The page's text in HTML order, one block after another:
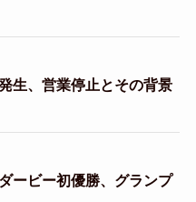
生、営業停止とその背景
ービー初優勝、グランプ